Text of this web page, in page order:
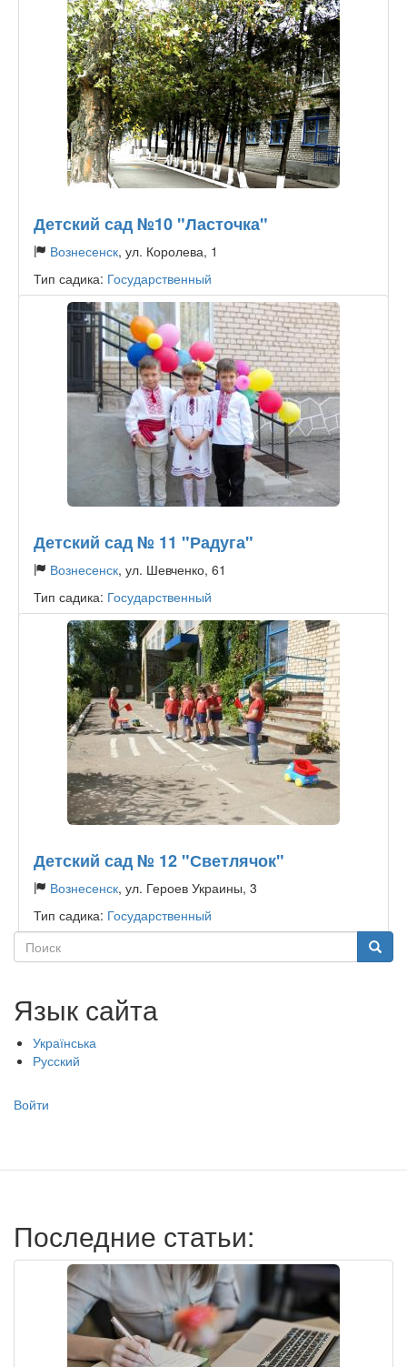
Детский сад №10 "Ласточка"
Вознесенск, ул. Королева, 1
Тип садика: Государственный
Детский сад № 11 "Радуга"
Вознесенск, ул. Шевченко, 61
Тип садика: Государственный
Детский сад № 12 "Светлячок"
Вознесенск, ул. Героев Украины, 3
Тип садика: Государственный
Поиск
Поиск
Язык сайта
Українська
Русский
Меню
записи
Войти
Последние статьи: